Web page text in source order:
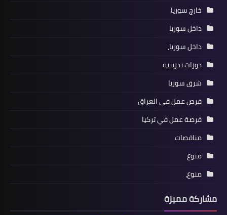
خارج سوريا
داخل سوريا
داخل سوريا،
دورات تدريبية
شرق سوريا
فرص عمل في العراق
فرصة عمل في تركيا
مناقصات
منوع
منوع،
مشاركة مميزة